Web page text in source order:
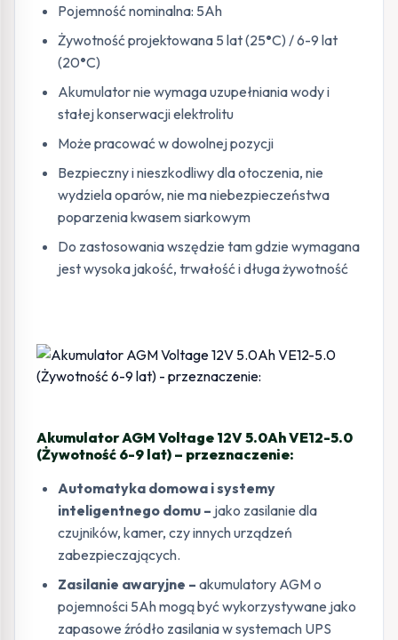
Pojemność nominalna: 5Ah
Żywotność projektowana 5 lat (25°C) / 6-9 lat
(20°C)
Akumulator nie wymaga uzupełniania wody i
stałej konserwacji elektrolitu
Może pracować w dowolnej pozycji
Bezpieczny i nieszkodliwy dla otoczenia, nie
wydziela oparów, nie ma niebezpieczeństwa
poparzenia kwasem siarkowym
Do zastosowania wszędzie tam gdzie wymagana
jest wysoka jakość, trwałość i długa żywotność
Akumulator AGM Voltage 12V 5.0Ah VE12-5.0
(Żywotność 6-9 lat) – przeznaczenie:
Automatyka domowa i systemy
inteligentnego domu – jako zasilanie dla
czujników, kamer, czy innych urządzeń
zabezpieczających.
Zasilanie awaryjne – akumulatory AGM o
pojemności 5Ah mogą być wykorzystywane jako
zapasowe źródło zasilania w systemach UPS